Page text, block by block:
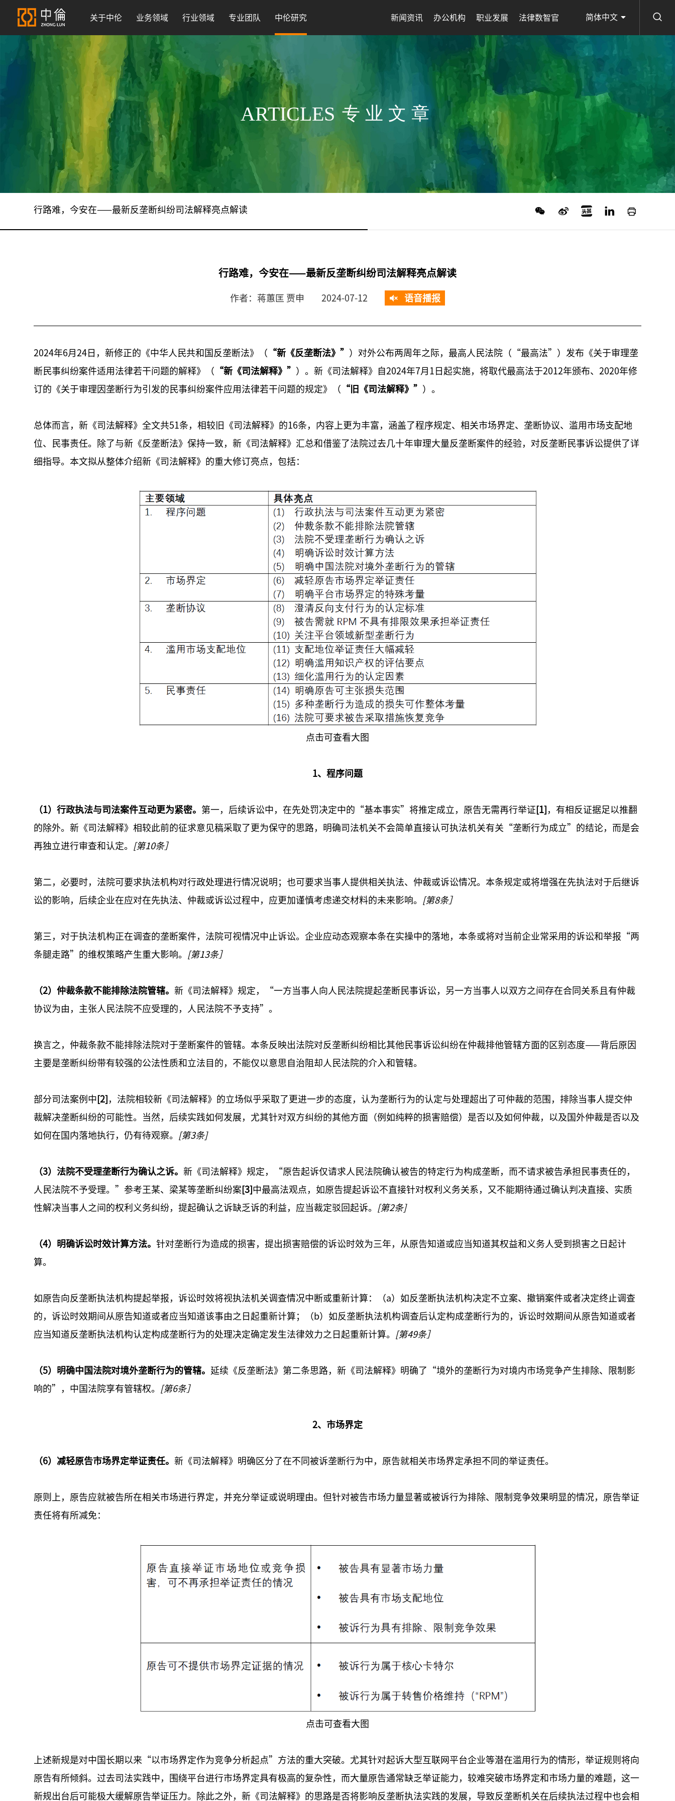
关于中伦 业务领域 行业领域 专业团队 中伦研究 新闻资讯 办公机构 职业发展 法律数智官 简体中文
ARTICLES 专业文章
行路难，今安在——最新反垄断纠纷司法解释亮点解读
行路难，今安在——最新反垄断纠纷司法解释亮点解读
作者：蒋蕙匡 贾申 2024-07-12 语音播报
2024年6月24日，新修正的《中华人民共和国反垄断法》（ “新《反垄断法》” ）对外公布两周年之际，最高人民法院（“最高法”）发布《关于审理垄
断民事纠纷案件适用法律若干问题的解释》（ “新《司法解释》” ）。新《司法解释》自2024年7月1日起实施，将取代最高法于2012年颁布、2020年修
订的《关于审理因垄断行为引发的民事纠纷案件应用法律若干问题的规定》（ “旧《司法解释》” ）。
总体而言，新《司法解释》全文共51条，相较旧《司法解释》的16条，内容上更为丰富，涵盖了程序规定、相关市场界定、垄断协议、滥用市场支配地
位、民事责任。除了与新《反垄断法》保持一致，新《司法解释》汇总和借鉴了法院过去几十年审理大量反垄断案件的经验，对反垄断民事诉讼提供了详
细指导。本文拟从整体介绍新《司法解释》的重大修订亮点，包括：
点击可查看大图
1、程序问题
（1）行政执法与司法案件互动更为紧密。 第一，后续诉讼中，在先处罚决定中的“基本事实”将推定成立，原告无需再行举证 [1] ，有相反证据足以推翻
的除外。新《司法解释》相较此前的征求意见稿采取了更为保守的思路，明确司法机关不会简单直接认可执法机关有关“垄断行为成立”的结论，而是会
再独立进行审查和认定。 [第10条］
第二，必要时，法院可要求执法机构对行政处理进行情况说明；也可要求当事人提供相关执法、仲裁或诉讼情况。本条规定或将增强在先执法对于后继诉
讼的影响，后续企业在应对在先执法、仲裁或诉讼过程中，应更加谨慎考虑递交材料的未来影响。 [第8条］
第三，对于执法机构正在调查的垄断案件，法院可视情况中止诉讼。企业应动态观察本条在实操中的落地，本条或将对当前企业常采用的诉讼和举报“两
条腿走路”的维权策略产生重大影响。 [第13条］
（2）仲裁条款不能排除法院管辖。新《司法解释》规定，“一方当事人向人民法院提起垄断民事诉讼，另一方当事人以双方之间存在合同关系且有仲裁
协议为由，主张人民法院不应受理的，人民法院不予支持”。
换言之，仲裁条款不能排除法院对于垄断案件的管辖。本条反映出法院对反垄断纠纷相比其他民事诉讼纠纷在仲裁排他管辖方面的区别态度——背后原因
主要是垄断纠纷带有较强的公法性质和立法目的，不能仅以意思自治阻却人民法院的介入和管辖。
部分司法案例中 [2] ，法院相较新《司法解释》的立场似乎采取了更进一步的态度，认为垄断行为的认定与处理超出了可仲裁的范围，排除当事人提交仲
裁解决垄断纠纷的可能性。当然，后续实践如何发展，尤其针对双方纠纷的其他方面（例如纯粹的损害赔偿）是否以及如何仲裁，以及国外仲裁是否以及
如何在国内落地执行，仍有待观察。 [第3条]
（3）法院不受理垄断行为确认之诉。新《司法解释》规定，“原告起诉仅请求人民法院确认被告的特定行为构成垄断，而不请求被告承担民事责任的，
人民法院不予受理。”参考王某、梁某等垄断纠纷案 [3] 中最高法观点，如原告提起诉讼不直接针对权利义务关系，又不能期待通过确认判决直接、实质
性解决当事人之间的权利义务纠纷，提起确认之诉缺乏诉的利益，应当裁定驳回起诉。 [第2条]
（4）明确诉讼时效计算方法。针对垄断行为造成的损害，提出损害赔偿的诉讼时效为三年，从原告知道或应当知道其权益和义务人受到损害之日起计
算。
如原告向反垄断执法机构提起举报，诉讼时效将视执法机关调查情况中断或重新计算：（a）如反垄断执法机构决定不立案、撤销案件或者决定终止调查
的，诉讼时效期间从原告知道或者应当知道该事由之日起重新计算；（b）如反垄断执法机构调查后认定构成垄断行为的，诉讼时效期间从原告知道或者
应当知道反垄断执法机构认定构成垄断行为的处理决定确定发生法律效力之日起重新计算。 [第49条］
（5）明确中国法院对境外垄断行为的管辖。 延续《反垄断法》第二条思路，新《司法解释》明确了“境外的垄断行为对境内市场竞争产生排除、限制影
响的”，中国法院享有管辖权。 [第6条］
2、市场界定
（6）减轻原告市场界定举证责任。新《司法解释》明确区分了在不同被诉垄断行为中，原告就相关市场界定承担不同的举证责任。
原则上，原告应就被告所在相关市场进行界定，并充分举证或说明理由。但针对被告市场力量显著或被诉行为排除、限制竞争效果明显的情况，原告举证
责任将有所减免：
点击可查看大图
上述新规是对中国长期以来“以市场界定作为竞争分析起点”方法的重大突破。尤其针对起诉大型互联网平台企业等潜在滥用行为的情形，举证规则将向
原告有所倾斜。过去司法实践中，围绕平台进行市场界定具有极高的复杂性，而大量原告通常缺乏举证能力，较难突破市场界定和市场力量的难题，这一
新规出台后可能极大缓解原告举证压力。除此之外，新《司法解释》的思路是否将影响反垄断执法实践的发展，导致反垄断机关在后续执法过程中也会相